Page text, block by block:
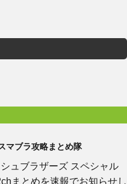
マブラ攻略まとめ隊
ュブラザーズ スペシャル
まとめを速報でお知らせし